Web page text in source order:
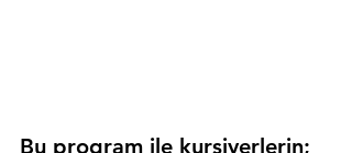
Bu program ile kursiyerlerin;